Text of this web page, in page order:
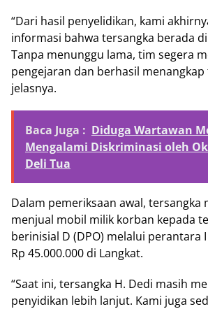
“Dari hasil penyelidikan, kami
informasi bahwa tersangka berada
Tanpa menunggu lama, tim segera
pengejaran dan berhasil menangkap
jelasnya.
Baca Juga : Diduga Wartawan
Mengalami Diskriminasi oleh
Deli Tua
Dalam pemeriksaan awal, tersangka
menjual mobil milik korban kepada
berinisial D (DPO) melalui perantara
Rp 45.000.000 di Langkat.
“Saat ini, tersangka H. Dedi masih
penyidikan lebih lanjut. Kami juga